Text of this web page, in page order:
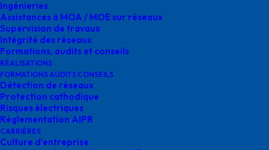
Ingénieries
Assistances à MOA / MOE sur réseaux
Supervision de travaux
Intégrité des réseaux
Formations, audits et conseils
RÉALISATIONS
FORMATIONS AUDITS CONSEILS
Détection de réseaux
Protection cathodique
Risques électriques
Réglementation AIPR
CARRIÈRES
Culture d’entreprise
engagement-solidaire
février 20, 2025 | Byo.bensoussan@gegg.fr